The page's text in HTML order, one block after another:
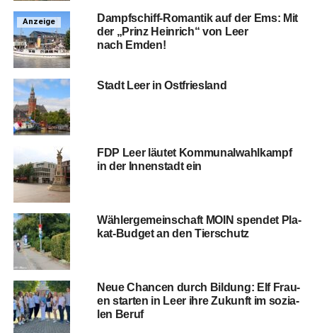
Anzeige
Dampf­schiff-Roman­tik auf der Ems: Mit
der „Prinz Hein­rich“ von Leer
nach Emden!
Stadt Leer in Ostfriesland
FDP Leer läu­tet Kom­mu­nal­wahl­kampf
in der Innen­stadt ein
Wäh­ler­ge­mein­schaft MOIN spen­det Pla­
kat-Bud­get an den Tierschutz
Neue Chan­cen durch Bil­dung: Elf Frau­
en star­ten in Leer ihre Zukunft im sozia­
len Beruf